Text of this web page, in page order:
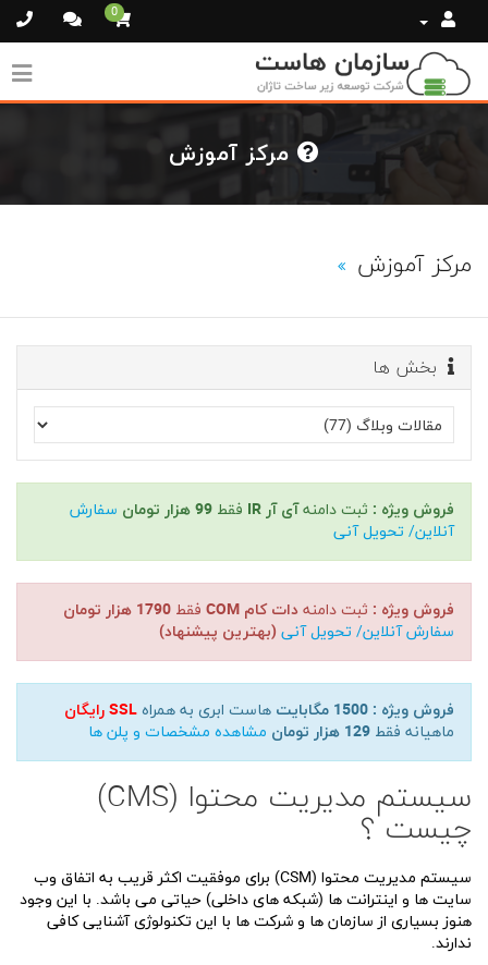
0
مرکز آموزش
بخش ها
فروش ویژه : ثبت دامنهآی آر IR فقط 99 هزار تومان
سفارش
آنلاین/ تحویل آنی
فروش ویژه : ثبت دامنه دات کام COM فقط 1790 هزار تومان
سفارش آنلاین/ تحویل آنی (بهترین پیشنهاد)
فروش ویژه : 1500 مگابایت هاست ابری به همراه SSL رایگان
ماهیانه فقط 129 هزار تومان مشاهده مشخصات و پلن ها
سیستم مدیریت محتوا (CMS)
چیست ؟
سیستم مدیریت محتوا (CSM) برای موفقیت اکثر قریب به اتفاق وب
سایت ها و اینترانت ها (شبکه های داخلی) حیاتی می باشد. با این وجود
هنوز بسیاری از سازمان ها و شرکت ها با این تکنولوژی آشنایی کافی
ندارند.